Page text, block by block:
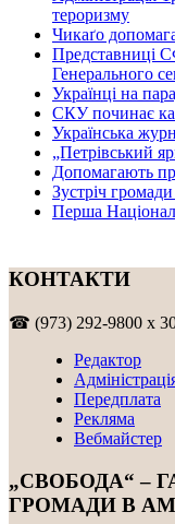
тероризму
Чикаґо
Представниці
Генерального
Українці на
СКУ починає
Українська
„Петрівський
Допомагають
Зустріч
Перша
КОНТАКТИ
☎ (973) 292-9800 x
Редактор
Передплата
Рекляма
Вебмайстер
„СВОБОДА“ –
ГРОМАДИ В